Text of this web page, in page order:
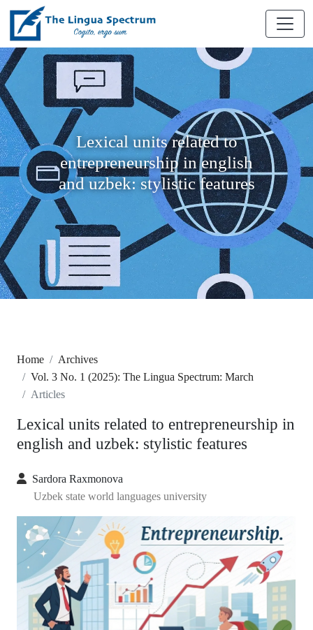
Lexical units related to
entrepreneurship in english
and uzbek: stylistic features
Home
Archives
Vol. 3 No. 1 (2025): The Lingua Spectrum: March
Articles
Lexical units related to entrepreneurship in
english and uzbek: stylistic features
Sardora Raxmonova
Uzbek state world languages university